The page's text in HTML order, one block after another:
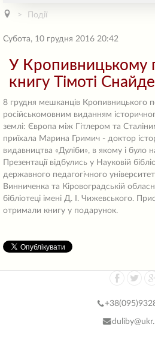
Події
Субота, 10 грудня 2016 20:42
У Кропивницькому
книгу Тімоті
8 грудня мешканців Кропивницького
російськомовним виданням
землі: Європа між Гітлером та
приїхала Марина Гримич - доктор
видавництва «Дуліби», в якому і було
Презентації відбулись у Науковій
державного педагогічного
Винниченка та Кіровоградській
бібліотеці імені Д. І. Чижевського.
отримали книгу у подарунок.
+38(